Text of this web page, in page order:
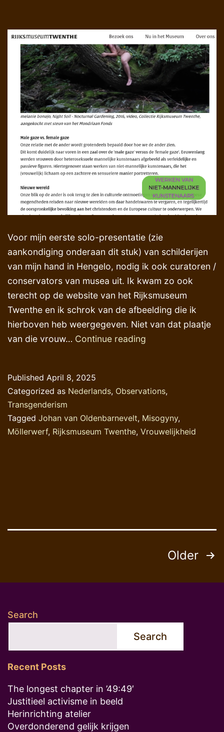
Voor mijn eerste solo-presentatie (zie
aankondiging onderaan dit stuk) van schilderijen
van mijn hand in Hengelo, nodig ik ook curatoren /
conservators van musea uit. Ik kwam zo ook
terecht op de website van het Rijksmuseum
Twenthe en ik schrok van de afbeelding die ik
hierboven heb weergegeven. Niet van dat plaatje
van die vrouw… Continue reading
Rijksmuseum
Published April 8, 2025
Categorized as Nederlands, Observations,
Transgenderism
Tagged Johan van Oldenbarnevelt, Misogyny,
Möllerwerf, Rijksmuseum Twenthe, Vrouwelijkheid
pagination
Older
Search
Search
Recent Posts
The longest chapter in ’49:49′
Justitieel activisme in beeld
Herinrichting atelier
Overdonderend gelijk krijgen